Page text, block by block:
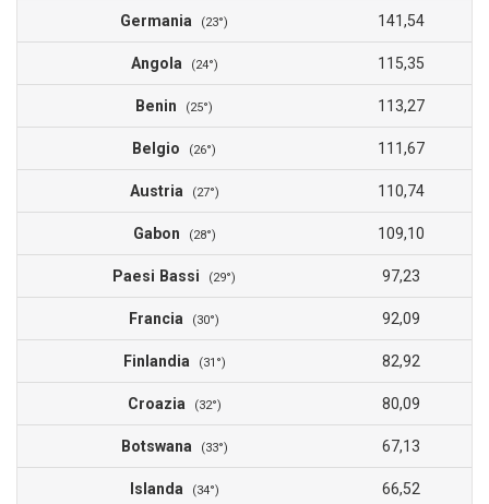
Germania (23°) 141,54
Angola (24°) 115,35
Benin (25°) 113,27
Belgio (26°) 111,67
Austria (27°) 110,74
Gabon (28°) 109,10
Paesi Bassi (29°) 97,23
Francia (30°) 92,09
Finlandia (31°) 82,92
Croazia (32°) 80,09
Botswana (33°) 67,13
Islanda (34°) 66,52